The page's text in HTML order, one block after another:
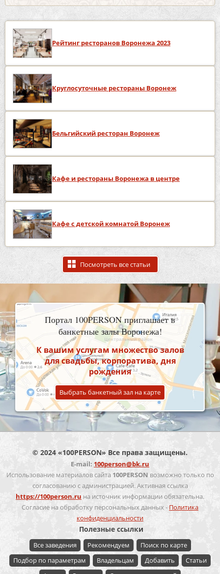
Рейтинг ресторанов Воронежа 2023
Круглосуточные рестораны Воронеж
Бельгийский ресторан Воронеж
Кафе и рестораны Воронежа в центре
Кафе с детской комнатой Воронеж
Посмотреть все статьи
Портал 100PERSON приглашает в
банкетные залы Воронежа!
К вашим услугам множество залов
для свадьбы, корпоратива, дня
рождения
Выбрать банкетный зал на карте
© 2024 «100PERSON» Все права защищены.
E-mail: 100person@bk.ru
Использование материалов сайта 100PERSON возможно только по
согласованию с администрацией. Активная ссылка
https://100person.ru на источник информации обязательна.
Согласие на обработку персональных данных - Политика
конфиденциальности
Полезные ссылки
Все заведения Рекомендуем
Поиск по карте
Подбор по параметрам
Владельцам Добавить
Статьи